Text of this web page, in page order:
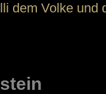
dem Volke und